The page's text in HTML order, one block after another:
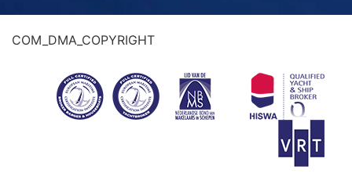
COM_DMA_COPYRIGHT